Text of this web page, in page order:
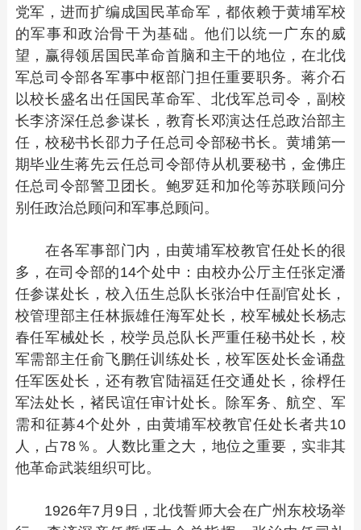
党军，进而扩编成国民革命军，都依赖于黄埔军校
的军事和政治骨干为基础。他们以统一广东的威
望，赢得领居国民革命首脑和主干的地位，在北伐
军总司令部各军事中枢部门担任重要职务。蒋介石
以校长盛名出任国民革命军、北伐军总司令，副校
长李济深任总参谋长，教育长邓演达任总政治部主
任，校秘书长邵力子任总司令部秘书长。黄埔第一
期毕业生蒋先云任总司令部侍从机要秘书，金佛庄
任总司令部警卫团长。鲍罗廷和加伦等苏联顾问分
别任政治总顾问和军事总顾问。
在各军事部门内，由黄埔军校教官任处长的很
多，在司令部的14个处中：由校办公厅主任张定潘
任参谋处长，校入伍生总队长张治中任副官处长，
校管理部主任林振雄任海军处长，校军械处长杨志
春任军械处长，校学员总队长严重任秘书处长，校
军需部主任俞飞鹏任训练处长，校军医处长金诵盘
任军医处长，还有教官陆福廷任交通处长，徐桴任
军法处长，褚民谊任审计处长。除军务、航空、军
需和征募4个处外，由黄埔军校教官任处长者共10
人，占78％。人数比重之大，地位之重要，实非其
他革命武装组织可比。
1926年7月9日，北伐誓师大会在广州东校场举